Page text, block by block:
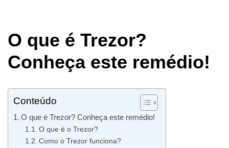
O que é Trezor?
Conheça este remédio!
Conteúdo
O que é Trezor? Conheça este remédio!
O que é o Trezor?
Como o Trezor funciona?